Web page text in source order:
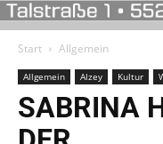
Start Allgemein
Allgemein Alzey Kultur
SABRINA